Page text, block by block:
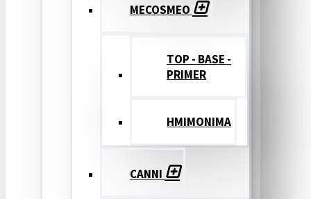
MECOSMEO
TOP - BASE -
PRIMER
ΗΜΙΜΟΝΙΜΑ
CANNI